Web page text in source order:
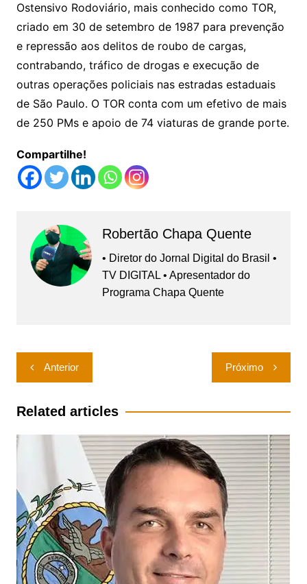
Ostensivo Rodoviário, mais conhecido como TOR,
criado em 30 de setembro de 1987 para prevenção
e repressão aos delitos de roubo de cargas,
contrabando, tráfico de drogas e execução de
outras operações policiais nas estradas estaduais
de São Paulo. O TOR conta com um efetivo de mais
de 250 PMs e apoio de 74 viaturas de grande porte.
Compartilhe!
Robertão Chapa Quente
• Diretor do Jornal Digital do Brasil •
TV DIGITAL • Apresentador do
Programa Chapa Quente
Navegação
de
Post
Anterior Próximo
Related articles